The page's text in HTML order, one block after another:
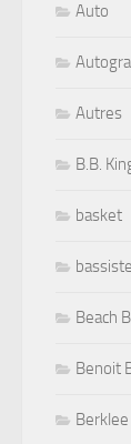
Auto
Autres
B.B.
basket
Beach
Benoit